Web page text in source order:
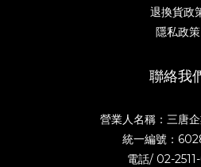
退換貨政
隱私政策
聯絡我
營業人名稱：三唐
統一編號：
電話/ 02-